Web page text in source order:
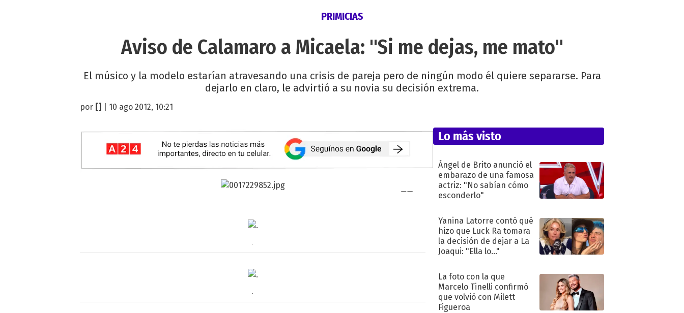
PRIMICIAS
Aviso de Calamaro a Micaela: "Si me dejas, me mato"
El músico y la modelo estarían atravesando una crisis de pareja pero de ningún modo él quiere separarse. Para
dejarlo en claro, le advirtió a su novia su decisión extrema.
por | 10 ago 2012, 10:21
Lo más visto
Ángel de Brito anunció el
embarazo de una famosa
actriz: "No sabían cómo
esconderlo"
Yanina Latorre contó qué
hizo que Luck Ra tomara
la decisión de dejar a La
Joaqui: "Ella lo..."
La foto con la que
Marcelo Tinelli confirmó
que volvió con Milett
Figueroa